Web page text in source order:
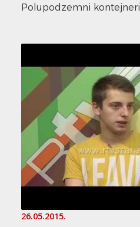
Polupodzemni
26.05.2015.